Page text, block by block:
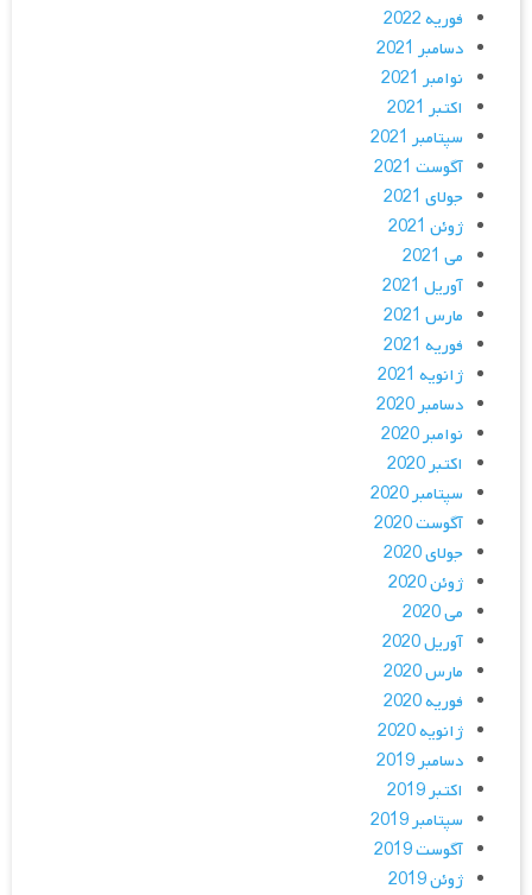
فوریه 2022
دسامبر 2021
نوامبر 2021
اکتبر 2021
سپتامبر 2021
آگوست 2021
جولای 2021
ژوئن 2021
می 2021
آوریل 2021
مارس 2021
فوریه 2021
ژانویه 2021
دسامبر 2020
نوامبر 2020
اکتبر 2020
سپتامبر 2020
آگوست 2020
جولای 2020
ژوئن 2020
می 2020
آوریل 2020
مارس 2020
فوریه 2020
ژانویه 2020
دسامبر 2019
اکتبر 2019
سپتامبر 2019
آگوست 2019
ژوئن 2019